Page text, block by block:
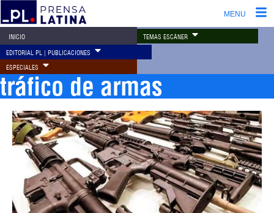
MENU
INICIO TEMAS ESCÁNER
EDITORIAL PL | PUBLICACIONES
ESPECIALES
tráfico de armas